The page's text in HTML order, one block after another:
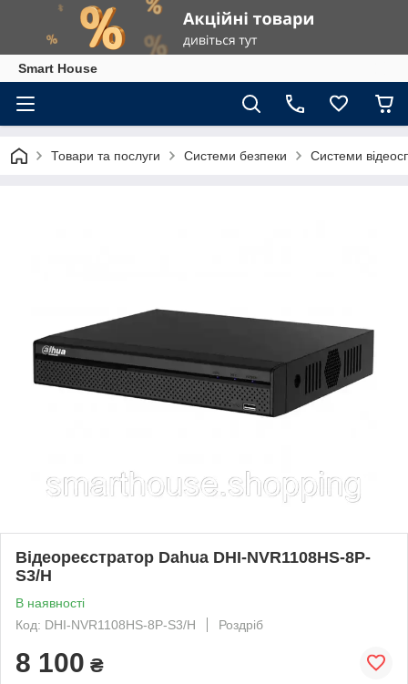
Smart House
Товари та послуги Системи безпеки Системи
Відеореєстратор Dahua DHI-NVR1108HS-8P-
S3/H
В наявності
Код: DHI-NVR1108HS-8P-S3/H
Роздріб
8 100 ₴